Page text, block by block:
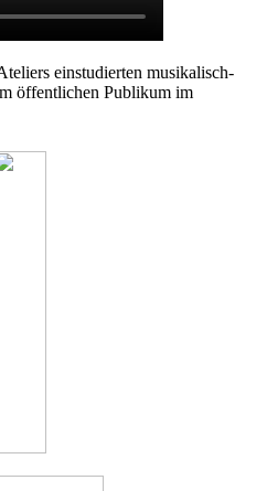
einstudierten musikalisch-
öffentlichen Publikum im